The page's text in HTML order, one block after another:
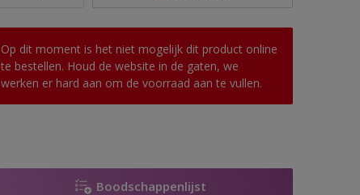
Op dit moment is het niet mogelijk dit product online
te bestellen. Houd de website in de gaten, we
werken er hard aan om de voorraad aan te vullen.
Boodschappenlijst